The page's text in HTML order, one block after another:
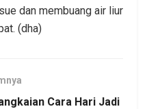
dan membuang air liur
(dha)
Cara Hari Jadi